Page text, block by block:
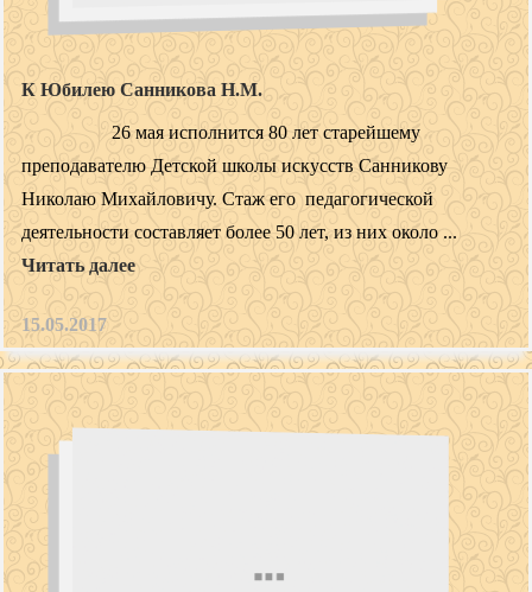
К Юбилею Санникова Н.М.
26 мая исполнится 80 лет старейшему
преподавателю Детской школы искусств Санникову
Николаю Михайловичу. Стаж его педагогической
деятельности составляет более 50 лет, из них около ...
Читать далее
15.05.2017